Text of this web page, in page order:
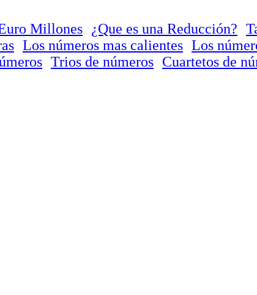
Millones ¿Que es una Reducción?
Los números mas calientes Los
Trios de números Cuartetos de